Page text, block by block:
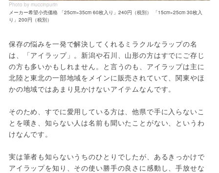
Photo by muccinpurin
メーカー希望小売価格 「25cm×35cm 60枚入り」240円（税別） 「15cm×25cm 30枚入
り」200円（税別）
保存の悩みを一発で解決してくれるミラクルなラップの名
は、「アイラップ」。新潟や石川、山形の方はすでにご存じ
の方も多いかもしれません。と言うのも、アイラップは主に
北陸と東北の一部地域をメインに販売されていて、関東やほ
かの地域ではあまり見かけないアイテムなんです。
そのため、すでに愛用している方は、他県で手に入らないこ
とを嘆き、知らない人は名前も聞いたことがない、というわ
けなんです。
実は筆者も知らないうちのひとりでしたが、あるきっかけで
アイラップを知り、その使い勝手の良さに感動し、手放せな